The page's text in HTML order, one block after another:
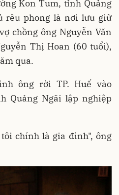
Kon Tum, tỉnh Quảng
rêu phong là nơi lưu giữ
chồng ông Nguyễn Văn
Thị Hoan (60 tuổi),
qua.
ông rời TP. Huế vào
Quảng Ngãi lập nghiệp
chính là gia đình", ông